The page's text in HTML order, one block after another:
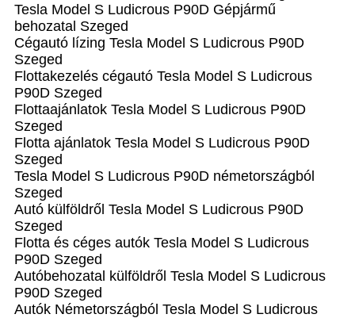
Tesla Model S Ludicrous P90D Gépjármű
behozatal‎ Szeged
Cégautó lízing Tesla Model S Ludicrous P90D
Szeged
Flottakezelés cégautó Tesla Model S Ludicrous
P90D Szeged
Flottaajánlatok Tesla Model S Ludicrous P90D
Szeged
Flotta ajánlatok Tesla Model S Ludicrous P90D
Szeged
Tesla Model S Ludicrous P90D németországból
Szeged
Autó külföldről Tesla Model S Ludicrous P90D
Szeged
Flotta és céges autók Tesla Model S Ludicrous
P90D Szeged
Autóbehozatal külföldről Tesla Model S Ludicrous
P90D Szeged
Autók Németországból‎ Tesla Model S Ludicrous